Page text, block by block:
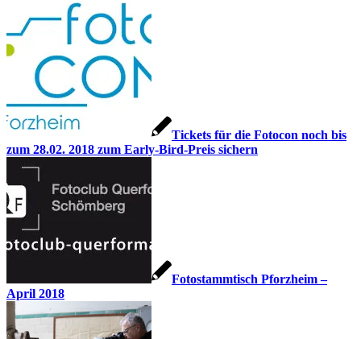
Tickets für die Fotocon noch bis
zum 28.02. 2018 zum Early-Bird-Preis sichern
Fotostammtisch Pforzheim –
April 2018